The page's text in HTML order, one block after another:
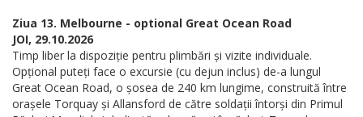
Ziua 13. Melbourne - optional Great Ocean Road
JOI, 29.10.2026
Timp liber la dispoziție pentru plimbări și vizite individuale.
Opțional puteți face o excursie (cu dejun inclus) de-a lungul
Great Ocean Road, o șosea de 240 km lungime, construită între
orașele Torquay și Allansford de către soldații întorși din Primul